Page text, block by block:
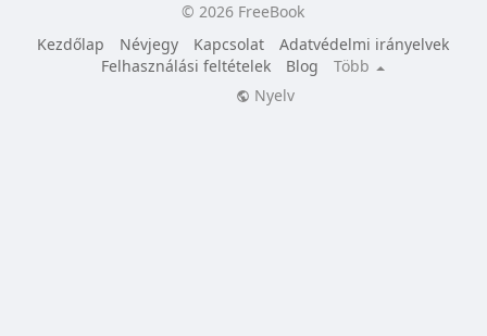
© 2026 FreeBook
Kezdőlap
Névjegy Kapcsolat
Adatvédelmi irányelvek
Felhasználási feltételek
Blog
Több
Nyelv